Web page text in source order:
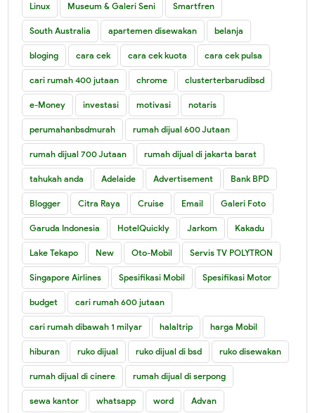
Linux Museum & Galeri Seni Smartfren
South Australia apartemen disewakan belanja
bloging cara cek cara cek kuota cara cek pulsa
cari rumah 400 jutaan chrome clusterterbarudibsd
e-Money investasi motivasi notaris
perumahanbsdmurah rumah dijual 600 Jutaan
rumah dijual 700 Jutaan rumah dijual di jakarta barat
tahukah anda Adelaide Advertisement Bank BPD
Blogger Citra Raya Cruise Email Galeri Foto
Garuda Indonesia HotelQuickly Jarkom Kakadu
Lake Tekapo New Oto-Mobil Servis TV POLYTRON
Singapore Airlines Spesifikasi Mobil Spesifikasi Motor
budget cari rumah 600 jutaan
cari rumah dibawah 1 milyar halaltrip harga Mobil
hiburan ruko dijual ruko dijual di bsd ruko disewakan
rumah dijual di cinere rumah dijual di serpong
sewa kantor whatsapp word Advan